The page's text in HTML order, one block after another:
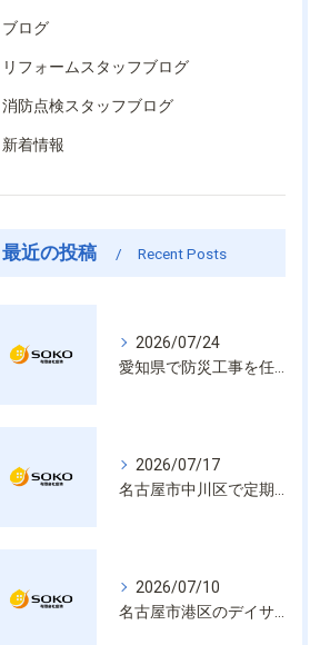
ブログ
リフォームスタッフブログ
消防点検スタッフブログ
新着情報
最近の投稿 Recent Posts
2026/07/24
愛知県で防災工事を任せるなら経験と技術で安心を提供する老舗業者
2026/07/17
名古屋市中川区で定期的な消防設備点検や整備はいざという時の命を守る安心管理
2026/07/10
名古屋市港区のデイサービス消防設備点検は消火器具や誘導灯も丁寧に作業を進めます